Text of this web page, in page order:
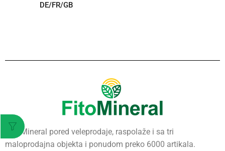
DE/FR/GB
Fito Mineral pored veleprodaje, raspolaže i sa tri
maloprodajna objekta i ponudom preko 6000 artikala.